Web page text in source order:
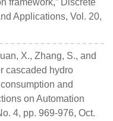
framework,” Discrete
Applications, Vol. 20,
X., Zhang, S., and
cascaded hydro
and
on Automation
4, pp. 969-976, Oct.